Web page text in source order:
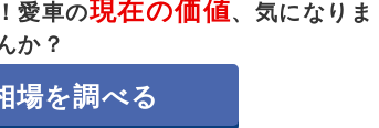
愛車の現在の価値、気になりま
か？
場を調べる